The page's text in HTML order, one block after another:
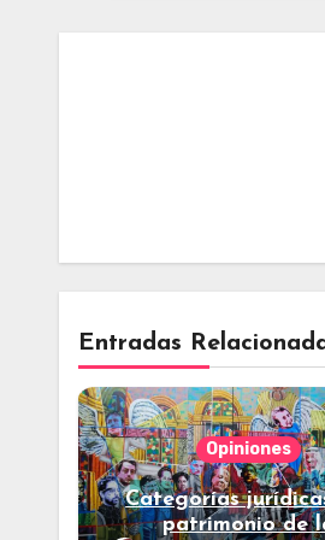
Entradas
Opiniones
Categorías
patrimonio de